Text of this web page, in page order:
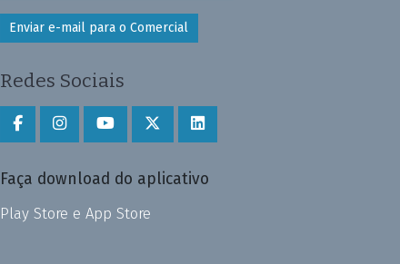
Enviar e-mail para o Comercial
Redes Sociais
Faça download do aplicativo
Play Store e App Store